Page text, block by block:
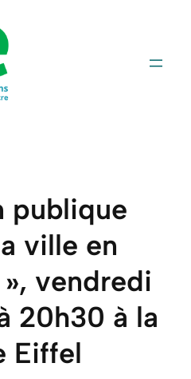
publique
ville en
vendredi
20h30 à la
Eiffel